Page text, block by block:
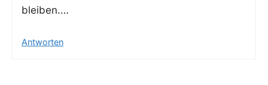
bleiben.…
Antworten